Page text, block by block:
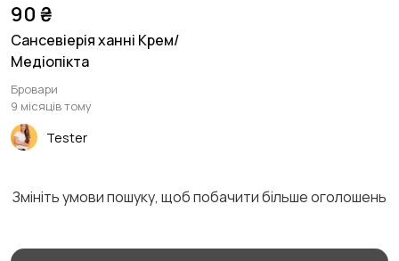
90 ₴
Сансевіерія ханні Крем/
Медіопікта
Бровари
9 місяців тому
Tester
Змініть умови пошуку, щоб побачити більше оголошень